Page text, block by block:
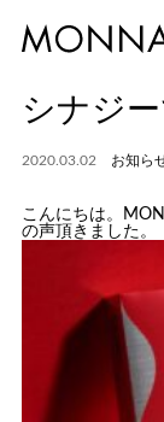
シナジ
2020.03.02 お知ら
こんにちは。
の声頂きました。